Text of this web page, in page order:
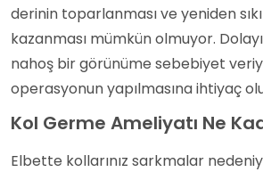
derinin toparlanması ve yeniden
kazanması mümkün olmuyor.
nahoş bir görünüme sebebiyet
operasyonun yapılmasına ihtiyaç
Kol Germe Ameliyatı Ne
Elbette kollarınız sarkmalar